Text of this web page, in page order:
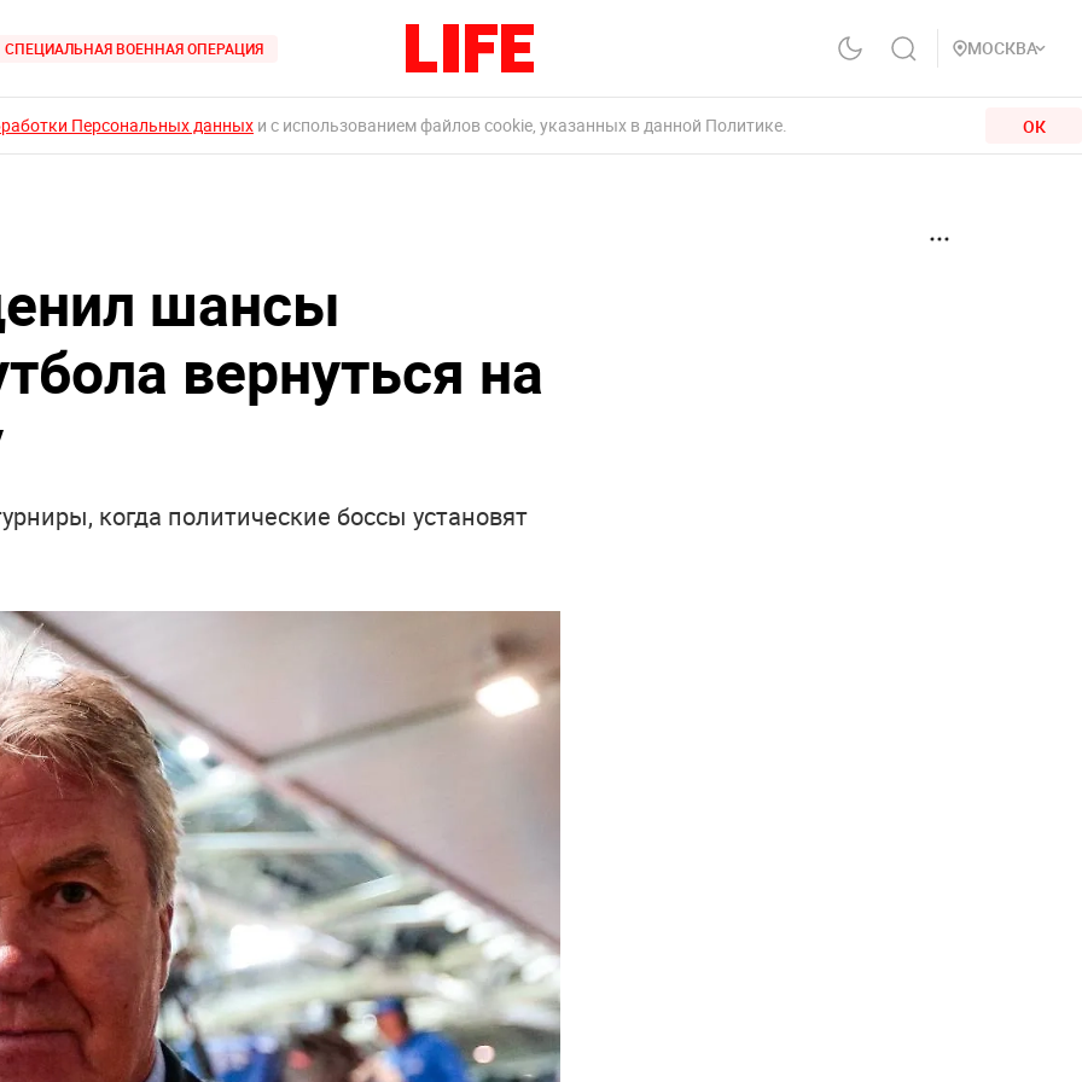
СПЕЦИАЛЬНАЯ ВОЕННАЯ ОПЕРАЦИЯ МОСКВА
Персональных данных и с использованием файлов cookie, указанных в данной Политике. ОК
шансы
вернуться на
когда политические боссы установят